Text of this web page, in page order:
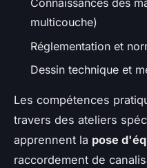
Connaissances des
multicouche)
Réglementation et
Dessin technique et
Les compétences
travers des ateliers
apprennent la pose
raccordement de